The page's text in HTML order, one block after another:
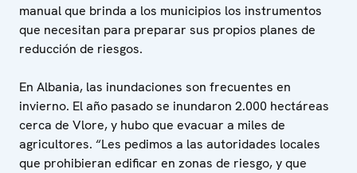
manual que brinda a los municipios los instrumentos
que necesitan para preparar sus propios planes de
reducción de riesgos.
En Albania, las inundaciones son frecuentes en
invierno. El año pasado se inundaron 2.000 hectáreas
cerca de Vlore, y hubo que evacuar a miles de
agricultores. “Les pedimos a las autoridades locales
que prohibieran edificar en zonas de riesgo, y que